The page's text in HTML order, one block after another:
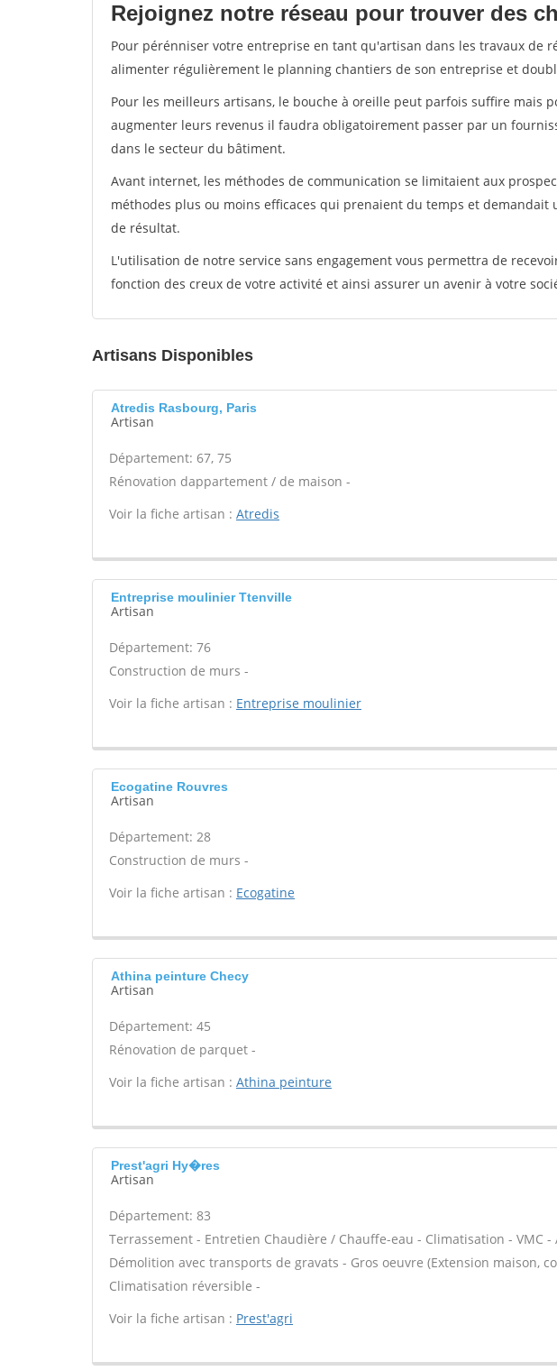
Rejoignez notre réseau pour trouver des
Pour pérénniser votre entreprise en tant qu'artisan dans les travaux de
alimenter régulièrement le planning chantiers de son entreprise et
Pour les meilleurs artisans, le bouche à oreille peut parfois suffire mais
augmenter leurs revenus il faudra obligatoirement passer par un
dans le secteur du bâtiment.
Avant internet, les méthodes de communication se limitaient aux
méthodes plus ou moins efficaces qui prenaient du temps et demandait
de résultat.
L'utilisation de notre service sans engagement vous permettra de
fonction des creux de votre activité et ainsi assurer un avenir à votre
Artisans Disponibles
Atredis Rasbourg, Paris
Artisan
Département: 67, 75
Rénovation dappartement / de maison -
Voir la fiche artisan : Atredis
Entreprise moulinier Ttenville
Artisan
Département: 76
Construction de murs -
Voir la fiche artisan : Entreprise moulinier
Ecogatine Rouvres
Artisan
Département: 28
Construction de murs -
Voir la fiche artisan : Ecogatine
Athina peinture Checy
Artisan
Département: 45
Rénovation de parquet -
Voir la fiche artisan : Athina peinture
Prest'agri Hy�res
Artisan
Département: 83
Terrassement - Entretien Chaudière / Chauffe-eau - Climatisation - VMC
Démolition avec transports de gravats - Gros oeuvre (Extension maison,
Climatisation réversible -
Voir la fiche artisan : Prest'agri